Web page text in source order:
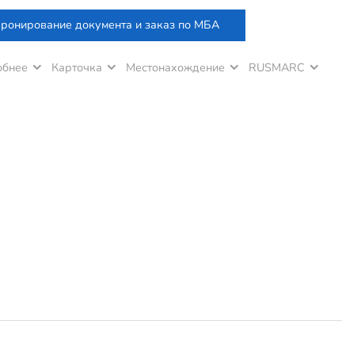
документа и заказ по МБА
Карточка Местонахождение RUSMARC